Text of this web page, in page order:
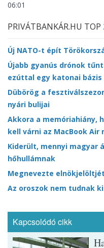
06:01
PRIVÁTBANKÁR.HU TOP
Új NATO-t épít
Újabb gyanús drónok
ezúttal egy katonai bázis
Dübörög a
nyári bulijai
Akkora a memóriahiány,
kell várni az MacBook Air
Kiderült, mennyi magyar
hőhullámnak
Megnevezte
Az oroszok nem tudnak
Kapcsolódó cikk